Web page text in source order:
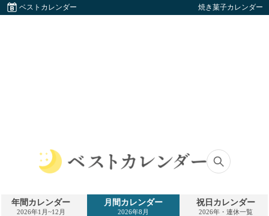
ベストカレンダー 焼き菓子カレンダー
ト
カ
年間カレンダー
2026年1月~12月
月間カレンダー
2026年8月
祝日カレンダー
2026年・連休一覧